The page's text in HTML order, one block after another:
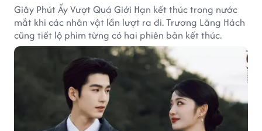
Giây Phút Ấy Vượt Quá Giới Hạn kết thúc trong nước
mắt khi các nhân vật lần lượt ra đi. Trương Lăng Hách
cũng tiết lộ phim từng có hai phiên bản kết thúc.